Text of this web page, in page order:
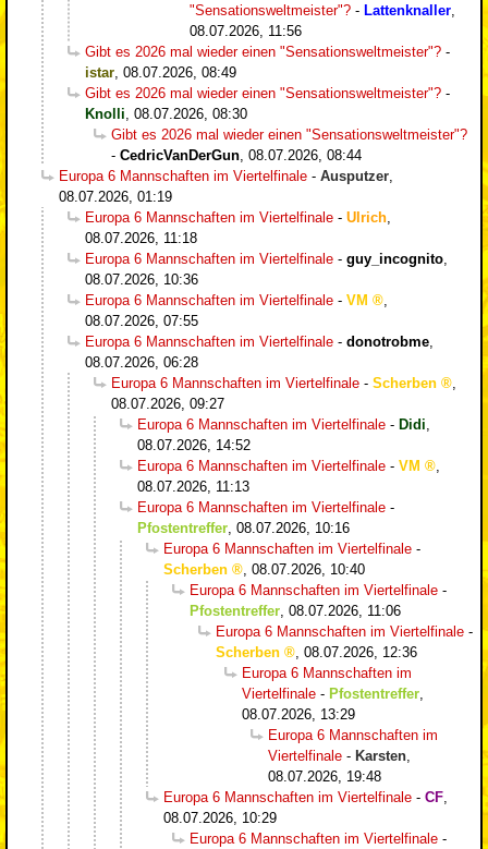
"Sensationsweltmeister"? - Lattenknaller
08.07.2026, 11:56
Gibt es 2026 mal wieder einen "Sensationsweltmeister"? -
istar 08.07.2026, 08:49
Gibt es 2026 mal wieder einen "Sensationsweltmeister"? -
Knolli 08.07.2026, 08:30
Gibt es 2026 mal wieder einen "Sensationsweltmeister"?
- CedricVanDerGun 08.07.2026, 08:44
Europa 6 Mannschaften im Viertelfinale - Ausputzer
08.07.2026, 01:19
Europa 6 Mannschaften im Viertelfinale - Ulrich
08.07.2026, 11:18
Europa 6 Mannschaften im Viertelfinale - guy_incognito
08.07.2026, 10:36
Europa 6 Mannschaften im Viertelfinale - VM
08.07.2026, 07:55
Europa 6 Mannschaften im Viertelfinale - donotrobme
08.07.2026, 06:28
Europa 6 Mannschaften im Viertelfinale - Scherben
08.07.2026, 09:27
Europa 6 Mannschaften im Viertelfinale - Didi
08.07.2026, 14:52
Europa 6 Mannschaften im Viertelfinale - VM
08.07.2026, 11:13
Europa 6 Mannschaften im Viertelfinale -
Pfostentreffer 08.07.2026, 10:16
Europa 6 Mannschaften im Viertelfinale -
Scherben
08.07.2026, 10:40
Europa 6 Mannschaften im Viertelfinale -
Pfostentreffer 08.07.2026, 11:06
Europa 6 Mannschaften im Viertelfinale -
Scherben
08.07.2026, 12:36
Europa 6 Mannschaften im
Viertelfinale - Pfostentreffer
08.07.2026, 13:29
Europa 6 Mannschaften im
Viertelfinale - Karsten
08.07.2026, 19:48
Europa 6 Mannschaften im Viertelfinale - CF
08.07.2026, 10:29
Europa 6 Mannschaften im Viertelfinale -